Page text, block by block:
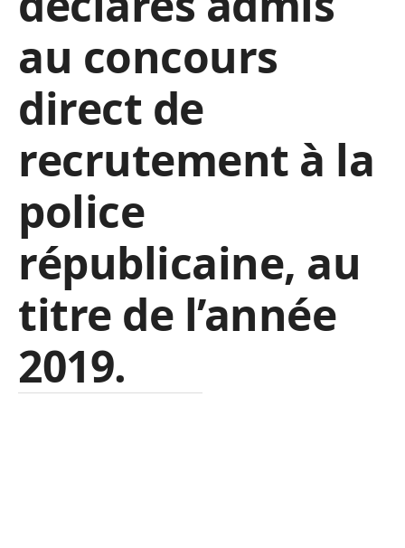
au concours
direct de
recrutement à la
police
républicaine, au
titre de l’année
2019.